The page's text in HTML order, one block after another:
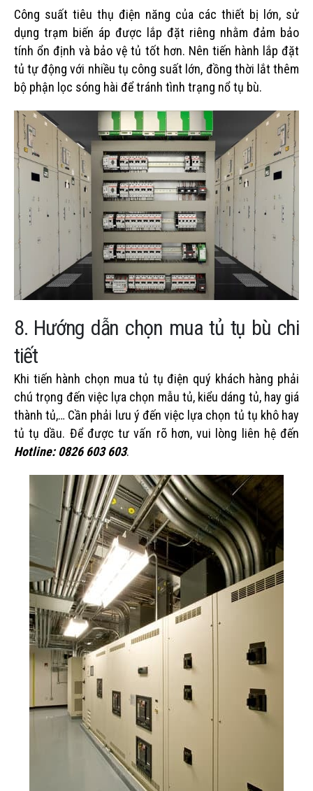
Công suất tiêu thụ điện năng của các thiết bị lớn, sử
dụng trạm biến áp được lắp đặt riêng nhằm đảm bảo
tính ổn định và bảo vệ tủ tốt hơn. Nên tiến hành lắp đặt
tủ tự động với nhiều tụ công suất lớn, đồng thời lắt thêm
bộ phận lọc sóng hài để tránh tình trạng nổ tụ bù.
8. Hướng dẫn chọn mua tủ tụ bù chi
tiết
Khi tiến hành chọn mua tủ tụ điện quý khách hàng phải
chú trọng đến việc lựa chọn mẫu tủ, kiểu dáng tủ, hay giá
thành tủ,… Cần phải lưu ý đến việc lựa chọn tủ tụ khô hay
tủ tụ dầu. Để được tư vấn rõ hơn, vui lòng liên hệ đến
Hotline: 0826 603 603.